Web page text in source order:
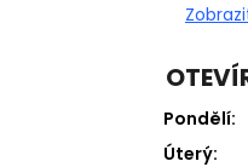
Pondělí:
Úterý: